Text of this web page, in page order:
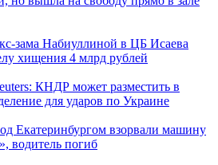
зама Набиуллиной в ЦБ Исаева
хищения 4 млрд рублей
КНДР может разместить в
для ударов по Украине
Екатеринбургом взорвали машину
водитель погиб